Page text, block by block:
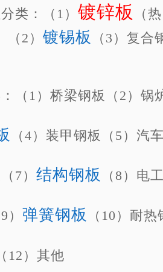
类：（ 1 ） 镀锌板
（热
（ 2 ） 镀锡板 （ 3 ）复合
（ 1 ）桥梁钢板（ 2 ）锅
（4）装甲钢板（ 5 ）汽车
7） 结构钢板 （ 8 ）电工
9 ） 弹簧钢板 （ 10 ）耐热
12 ）其他